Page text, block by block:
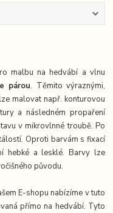
malbu na hedvábí a vlnu
párou. Těmito výraznými,
malovat např. konturovou
a následném propaření
v mikrovlnné troubě. Po
Oproti barvám s fixací
hebké a lesklé. Barvy lze
původu.
E-shopu nabízíme v tuto
přímo na hedvábí. Tyto